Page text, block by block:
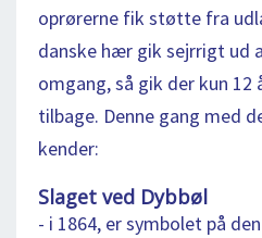
oprørerne fik støtte fra
danske hær gik sejrrigt ud
omgang, så gik der kun
tilbage. Denne gang med
kender:
Slaget ved Dybbøl
- i 1864, er symbolet på